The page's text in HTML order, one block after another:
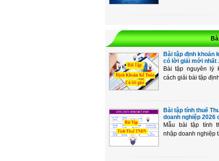
Bài tập định khoản
có lời giải mới nhất
Bài tập nguyên lý
cách giải bài tập
Bài tập tính thuế
doanh nghiệp 2026
Mẫu bài tập tính
nhập doanh nghiệp